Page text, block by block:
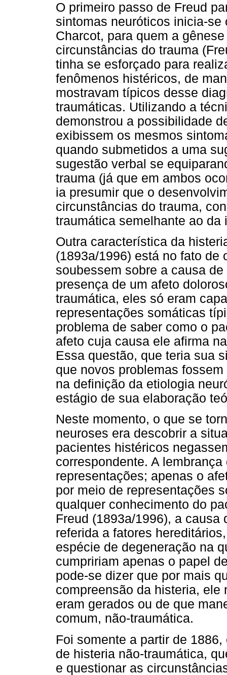
O primeiro passo de Freud
sintomas neuróticos inicia-
Charcot, para quem a
circunstâncias do trauma
tinha se esforçado para
fenômenos histéricos, de
mostravam típicos desse
traumáticas. Utilizando a
demonstrou a possibilidade
exibissem os mesmos
quando submetidos a uma
sugestão verbal se
trauma (já que em ambos
ia presumir que o
circunstâncias do trauma,
traumática semelhante ao da
Outra característica da
(1893a/1996) está no fato de
soubessem sobre a causa
presença de um afeto
traumática, eles só eram
representações somáticas
problema de saber como o
afeto cuja causa ele afirma
Essa questão, que teria sua
que novos problemas
na definição da etiologia
estágio de sua elaboração
Neste momento, o que se
neuroses era descobrir a
pacientes histéricos
correspondente. A
representações; apenas o
por meio de representações
qualquer conhecimento do
Freud (1893a/1996), a
referida a fatores
espécie de degeneração na
cumpririam apenas o papel
pode-se dizer que por mais
compreensão da histeria,
eram gerados ou de que
comum, não-traumática.
Foi somente a partir de
de histeria não-traumática,
e questionar as